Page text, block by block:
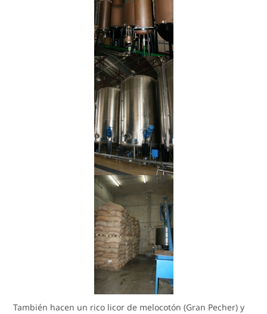
También hacen un rico licor de melocotón (Gran Pecher) y